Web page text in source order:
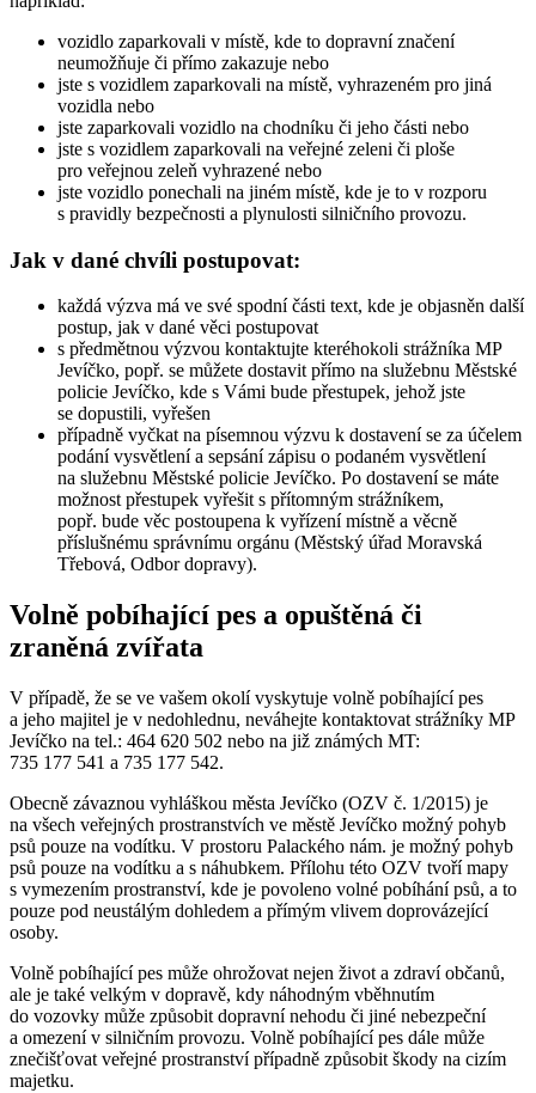
vozidlo zaparkovali v místě, kde to dopravní značení
neumožňuje či přímo zakazuje nebo
jste s vozidlem zaparkovali na místě, vyhrazeném pro jiná
vozidla nebo
jste zaparkovali vozidlo na chodníku či jeho části nebo
jste s vozidlem zaparkovali na veřejné zeleni či ploše
pro veřejnou zeleň vyhrazené nebo
jste vozidlo ponechali na jiném místě, kde je to v rozporu
s pravidly bezpečnosti a plynulosti silničního provozu.
Jak v dané chvíli postupovat:
každá výzva má ve své spodní části text, kde je objasněn další
postup, jak v dané věci postupovat
s předmětnou výzvou kontaktujte kteréhokoli strážníka MP
Jevíčko, popř. se můžete dostavit přímo na služebnu Městské
policie Jevíčko, kde s Vámi bude přestupek, jehož jste
se dopustili, vyřešen
případně vyčkat na písemnou výzvu k dostavení se za účelem
podání vysvětlení a sepsání zápisu o podaném vysvětlení
na služebnu Městské policie Jevíčko. Po dostavení se máte
možnost přestupek vyřešit s přítomným strážníkem,
popř. bude věc postoupena k vyřízení místně a věcně
příslušnému správnímu orgánu (Městský úřad Moravská
Třebová, Odbor dopravy).
Volně pobíhající pes a opuštěná či
zraněná zvířata
V případě, že se ve vašem okolí vyskytuje volně pobíhající pes
a jeho majitel je v nedohlednu, neváhejte kontaktovat strážníky MP
Jevíčko na tel.: 464 620 502 nebo na již známých MT:
735 177 541 a 735 177 542.
Obecně závaznou vyhláškou města Jevíčko (OZV č. 1/2015) je
na všech veřejných prostranstvích ve městě Jevíčko možný pohyb
psů pouze na vodítku. V prostoru Palackého nám. je možný pohyb
psů pouze na vodítku a s náhubkem. Přílohu této OZV tvoří mapy
s vymezením prostranství, kde je povoleno volné pobíhání psů, a to
pouze pod neustálým dohledem a přímým vlivem doprovázející
osoby.
Volně pobíhající pes může ohrožovat nejen život a zdraví občanů,
ale je také velkým v dopravě, kdy náhodným vběhnutím
do vozovky může způsobit dopravní nehodu či jiné nebezpeční
a omezení v silničním provozu. Volně pobíhající pes dále může
znečišťovat veřejné prostranství případně způsobit škody na cizím
majetku.